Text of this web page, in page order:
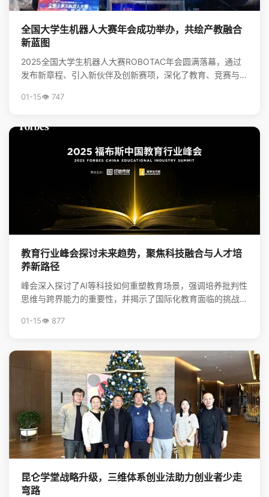
全国大学生机器人大赛年会成功举办，共绘产教融合
新蓝图
2025全国大学生机器人大赛ROBOTAC年会圆满落幕，通过
发布新章程、引入新伙伴及创新赛项，深化了教育、竞赛与产
01-15👁️ 747
教育行业峰会探讨未来趋势，聚焦科技融合与人才培
养新路径
峰会深入探讨了AI等科技如何重塑教育场景，强调培养批判性
思维与跨界能力的重要性，并揭示了国际化教育面临的挑战与
01-15👁️ 877
昆仑学堂战略升级，三维体系创业法助力创业者少走
弯路